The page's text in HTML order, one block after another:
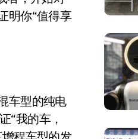
明你“值得享
车型的纯电
“我的车，